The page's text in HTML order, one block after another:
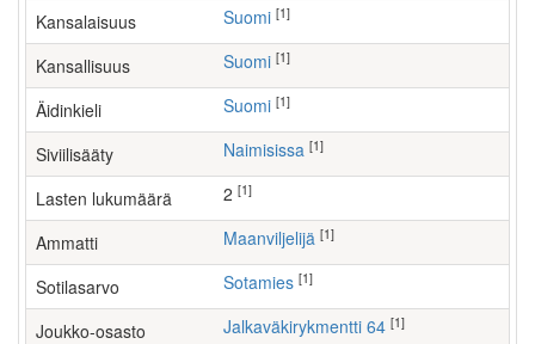
Kansalaisuus Suomi [1]
Kansallisuus Suomi [1]
Äidinkieli Suomi [1]
Siviilisääty Naimisissa [1]
Lasten lukumäärä [1]
Ammatti maanviljelijä [1]
Sotilasarvo Sotamies [1]
Joukko-osasto Jalkaväkirykmentti 64 [1]